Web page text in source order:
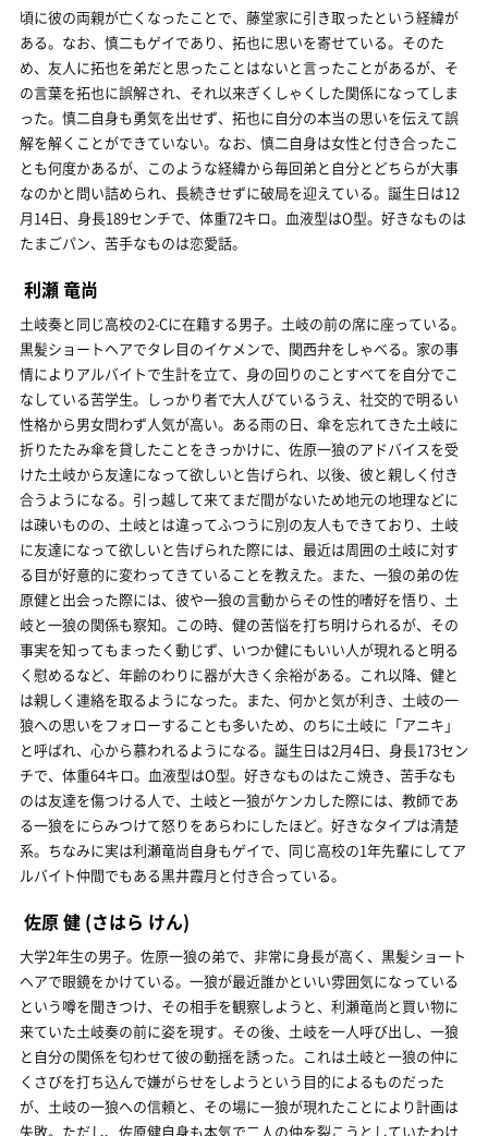
頃に彼の両親が亡くなったことで、藤堂家に引き取ったという経緯が
ある。なお、慎二もゲイであり、拓也に思いを寄せている。そのた
め、友人に拓也を弟だと思ったことはないと言ったことがあるが、そ
の言葉を拓也に誤解され、それ以来ぎくしゃくした関係になってしま
った。慎二自身も勇気を出せず、拓也に自分の本当の思いを伝えて誤
解を解くことができていない。なお、慎二自身は女性と付き合ったこ
とも何度かあるが、このような経緯から毎回弟と自分とどちらが大事
なのかと問い詰められ、長続きせずに破局を迎えている。誕生日は12
月14日、身長189センチで、体重72キロ。血液型はO型。好きなものは
たまごパン、苦手なものは恋愛話。
利瀬 竜尚
土岐奏と同じ高校の2-Cに在籍する男子。土岐の前の席に座っている。
黒髪ショートヘアでタレ目のイケメンで、関西弁をしゃべる。家の事
情によりアルバイトで生計を立て、身の回りのことすべてを自分でこ
なしている苦学生。しっかり者で大人びているうえ、社交的で明るい
性格から男女問わず人気が高い。ある雨の日、傘を忘れてきた土岐に
折りたたみ傘を貸したことをきっかけに、佐原一狼のアドバイスを受
けた土岐から友達になって欲しいと告げられ、以後、彼と親しく付き
合うようになる。引っ越して来てまだ間がないため地元の地理などに
は疎いものの、土岐とは違ってふつうに別の友人もできており、土岐
に友達になって欲しいと告げられた際には、最近は周囲の土岐に対す
る目が好意的に変わってきていることを教えた。また、一狼の弟の佐
原健と出会った際には、彼や一狼の言動からその性的嗜好を悟り、土
岐と一狼の関係も察知。この時、健の苦悩を打ち明けられるが、その
事実を知ってもまったく動じず、いつか健にもいい人が現れると明る
く慰めるなど、年齢のわりに器が大きく余裕がある。これ以降、健と
は親しく連絡を取るようになった。また、何かと気が利き、土岐の一
狼への思いをフォローすることも多いため、のちに土岐に「アニキ」
と呼ばれ、心から慕われるようになる。誕生日は2月4日、身長173セン
チで、体重64キロ。血液型はO型。好きなものはたこ焼き、苦手なも
のは友達を傷つける人で、土岐と一狼がケンカした際には、教師であ
る一狼をにらみつけて怒りをあらわにしたほど。好きなタイプは清楚
系。ちなみに実は利瀬竜尚自身もゲイで、同じ高校の1年先輩にしてア
ルバイト仲間でもある黒井霞月と付き合っている。
佐原 健 (さはら けん)
大学2年生の男子。佐原一狼の弟で、非常に身長が高く、黒髪ショート
ヘアで眼鏡をかけている。一狼が最近誰かといい雰囲気になっている
という噂を聞きつけ、その相手を観察しようと、利瀬竜尚と買い物に
来ていた土岐奏の前に姿を現す。その後、土岐を一人呼び出し、一狼
と自分の関係を匂わせて彼の動揺を誘った。これは土岐と一狼の仲に
くさびを打ち込んで嫌がらせをしようという目的によるものだった
が、土岐の一狼への信頼と、その場に一狼が現れたことにより計画は
失敗。ただし、佐原健自身も本気で二人の仲を裂こうとしていたわけ